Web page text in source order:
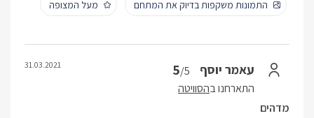
התמונות משקפות בדיוק את המתחם מעל המצופה
עאמר יוסף 5/5
התארחנו בהסוויטה
31.03.2021
מדהים